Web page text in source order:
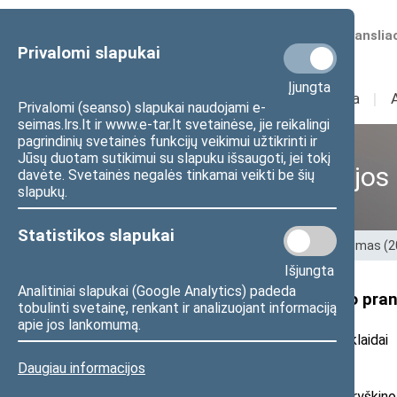
Privalomi slapukai
Įjungta
Privalomi (seanso) slapukai naudojami e-
seimas.lrs.lt ir www.e-tar.lt svetainėse, jie reikalingi
pagrindinių svetainės funkcijų veikimui užtikrinti ir
Jūsų duotam sutikimui su slapuku išsaugoti, jei tokį
davėte. Svetainės negalės tinkamai veikti be šių
slapukų.
Statistikos slapukai
Išjungta
Analitiniai slapukai (Google Analytics) padeda
tobulinti svetainę, renkant ir analizuojant informaciją
apie jos lankomumą.
Daugiau informacijos
Numatomos
Sudėtis Veikla I
Ankstesnės kadencijos
Pradžia>Ankstesnės kadencijos > XIII Seimas
Seimo nario Roberto Šarknicko
2022 m. vasario 3 d. pranešimas žiniasklaidai